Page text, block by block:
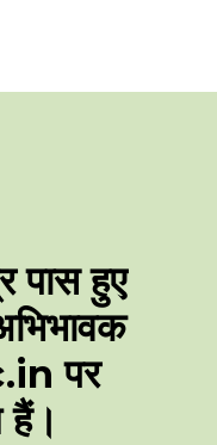
पास हुए
पर